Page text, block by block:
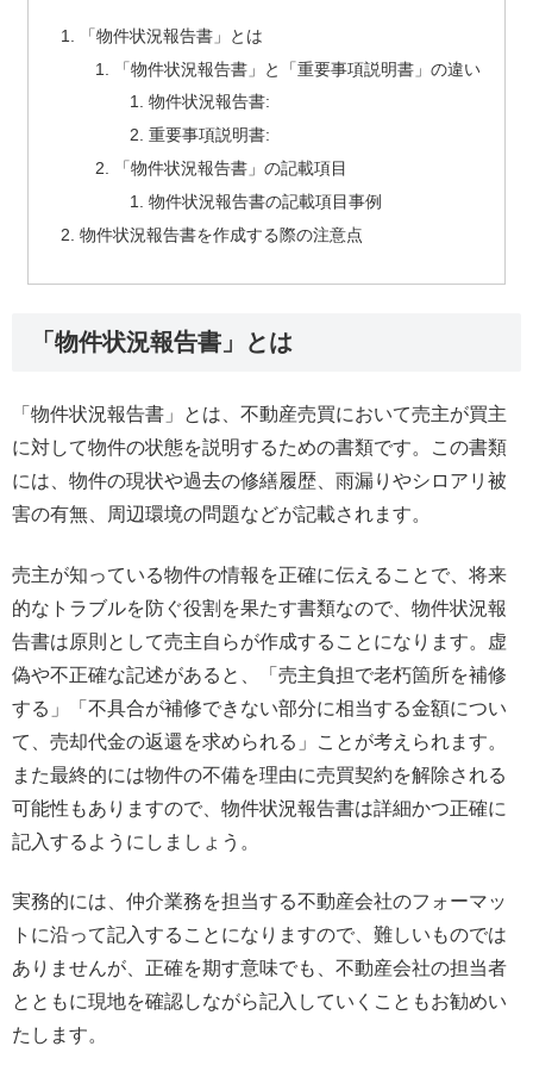
「物件状況報告書」とは
「物件状況報告書」と「重要事項説明書」の違い
物件状況報告書:
重要事項説明書:
「物件状況報告書」の記載項目
物件状況報告書の記載項目事例
物件状況報告書を作成する際の注意点
「物件状況報告書」とは
「物件状況報告書」とは、不動産売買において売主が買主
に対して物件の状態を説明するための書類です。この書類
には、物件の現状や過去の修繕履歴、雨漏りやシロアリ被
害の有無、周辺環境の問題などが記載されます。
売主が知っている物件の情報を正確に伝えることで、将来
的なトラブルを防ぐ役割を果たす書類なので、物件状況報
告書は原則として売主自らが作成することになります。虚
偽や不正確な記述があると、「売主負担で老朽箇所を補修
する」「不具合が補修できない部分に相当する金額につい
て、売却代金の返還を求められる」ことが考えられます。
また最終的には物件の不備を理由に売買契約を解除される
可能性もありますので、物件状況報告書は詳細かつ正確に
記入するようにしましょう。
実務的には、仲介業務を担当する不動産会社のフォーマッ
トに沿って記入することになりますので、難しいものでは
ありませんが、正確を期す意味でも、不動産会社の担当者
とともに現地を確認しながら記入していくこともお勧めい
たします。